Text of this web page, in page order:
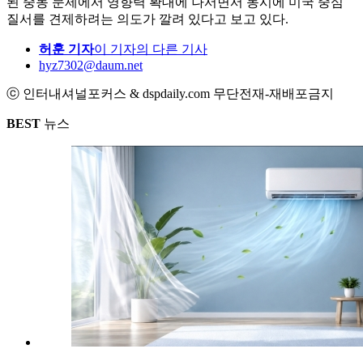
질서를 견제하려는 의도가 깔려 있다고 보고 있다.
허훈 기자이 기자의 다른 기사
hyz7302@daum.net
ⓒ 인터내셔널포커스 & dspdaily.com 무단전재-재배포금지
BEST 뉴스